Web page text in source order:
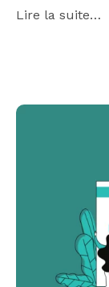
Lire la suite…